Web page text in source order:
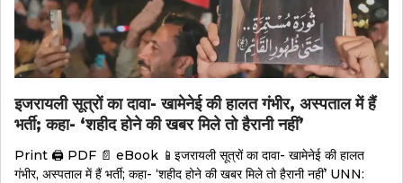
इजरायली सूत्रों का दावा- खामेनेई की हालत गंभीर, अस्पताल में हैं
भर्ती; कहा- ‘शहीद होने की खबर मिले तो हैरानी नहीं’
Print 🖨 PDF 📄 eBook 📱इजरायली सूत्रों का दावा- खामेनेई की हालत
गंभीर, अस्पताल में हैं भर्ती; कहा- ‘शहीद होने की खबर मिले तो हैरानी नहीं’ UNN: